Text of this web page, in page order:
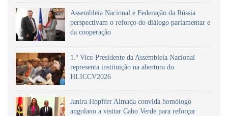
Assembleia Nacional e Federação da Rússia
perspectivam o reforço do diálogo parlamentar e
da cooperação
1.º Vice-Presidente da Assembleia Nacional
representa instituição na abertura do
HLICCV2026
Janira Hopffer Almada convida homólogo
angolano a visitar Cabo Verde para reforçar